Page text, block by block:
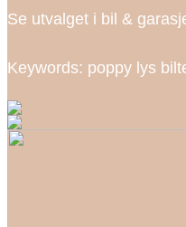
Se utvalget i bil &
Keywords: poppy lys